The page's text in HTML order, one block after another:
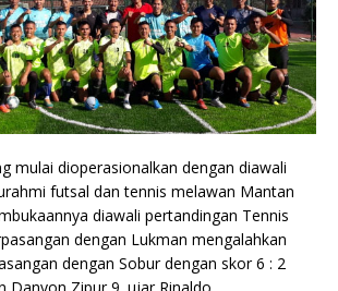
mulai dioperasionalkan dengan diawali
futsal dan tennis melawan Mantan
diawali pertandingan Tennis
dengan Lukman mengalahkan
dengan Sobur dengan skor 6 : 2
Danyon Zipur 9 .ujar Rinaldo.